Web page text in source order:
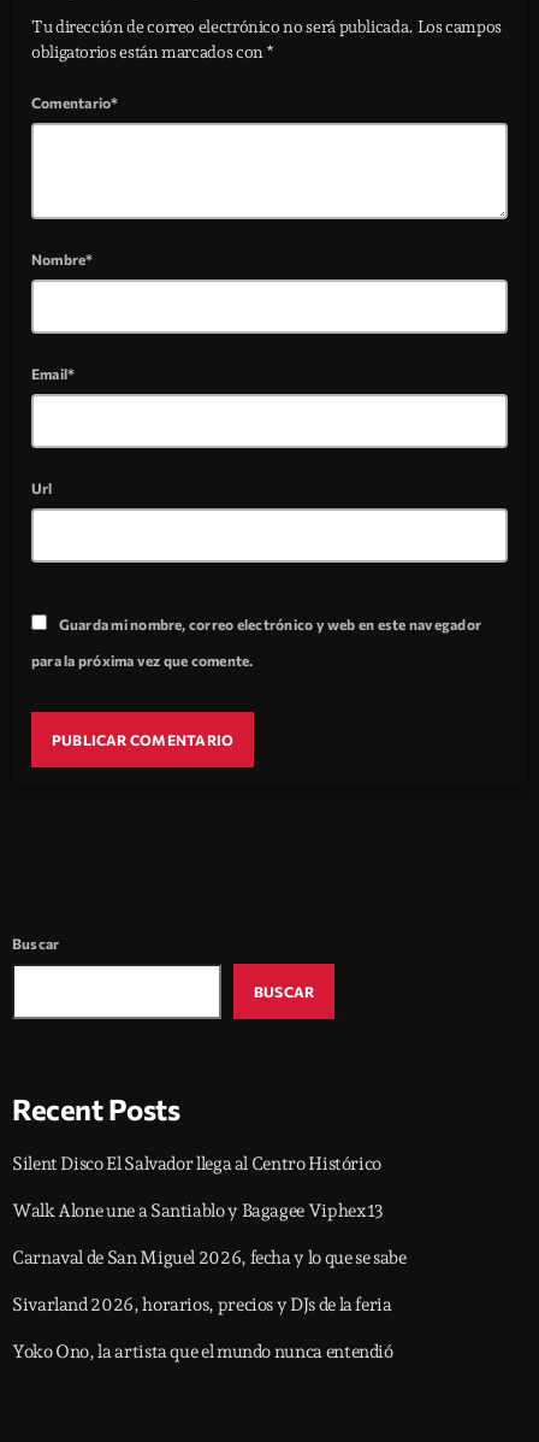
Tu dirección de correo electrónico no será publicada. Los campos
obligatorios están marcados con *
Comentario*
Nombre*
Email*
Url
Guarda mi nombre, correo electrónico y web en este navegador
para la próxima vez que comente.
Buscar
BUSCAR
Recent Posts
Silent Disco El Salvador llega al Centro Histórico
Walk Alone une a Santiablo y Bagagee Viphex13
Carnaval de San Miguel 2026, fecha y lo que se sabe
Sivarland 2026, horarios, precios y DJs de la feria
Yoko Ono, la artista que el mundo nunca entendió